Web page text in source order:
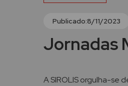
Publicado:8/11/2023
Jornadas
A SIROLIS orgulha-se